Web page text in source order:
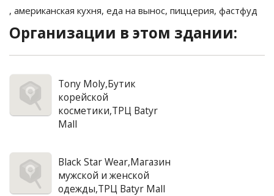
, американская кухня, еда на вынос, пиццерия, фастфуд
Организации в этом здании:
Tony Moly,Бутик
корейской
косметики,ТРЦ Batyr
Mall
Black Star Wear,Магазин
мужской и женской
одежды,ТРЦ Batyr Mall